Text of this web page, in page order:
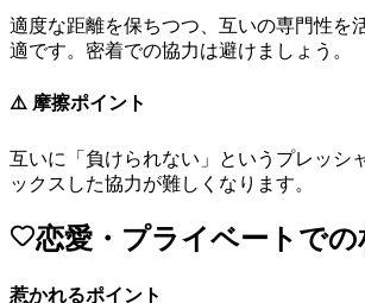
適度な距離を保ちつつ 互いの専門性を
適です。 密着での協力は避け ま し ょ う 。
⚠️ 摩擦ポイント
互いに 「 負けられない 」 と い う プレ ッ シ
ッ ク ス した協力が難し く な り ま す。
恋愛・プライベートでの
惹かれるポイント